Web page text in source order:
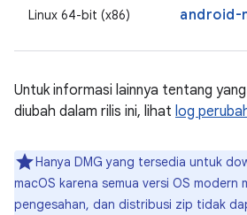
Linux 64-bit (x86) android-
Untuk informasi lainnya tentang
diubah dalam rilis ini, lihat log
Hanya DMG yang tersedia untuk
macOS karena semua versi OS modern
pengesahan, dan distribusi zip tidak